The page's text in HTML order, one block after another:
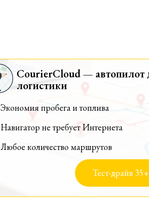
CourierCloud — автопилот
логистики
Экономия пробега и топлива
Навигатор не требует Интернета
Любое количество маршрутов
Тест-драйв